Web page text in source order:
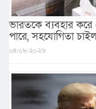
ভারতকে ব্যবহার করে
পারে, সহযোগিতা
০৪/০৮/২০২৬